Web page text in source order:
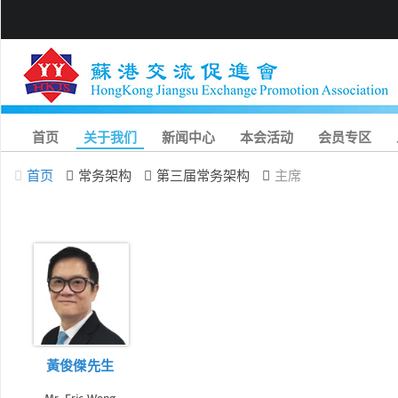
首页 关于我们 新闻中心 本会活动 会员专区
首页 常务架构 第三届常务架构 主席
黃俊傑先生